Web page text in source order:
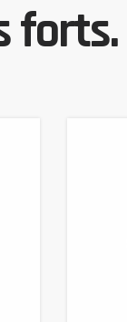
forts.